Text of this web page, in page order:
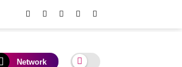
Network